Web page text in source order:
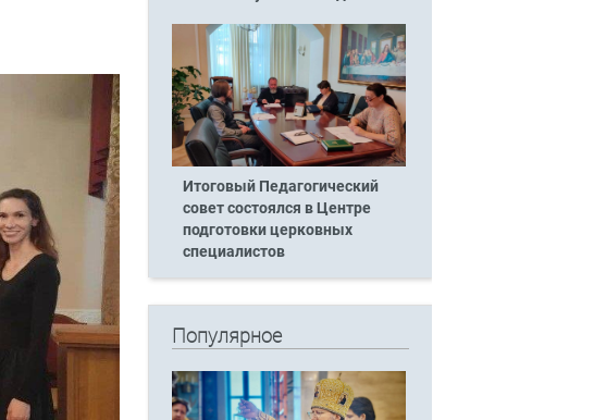
Итоговый Педагогический
совет состоялся в Центре
подготовки церковных
специалистов
Популярное